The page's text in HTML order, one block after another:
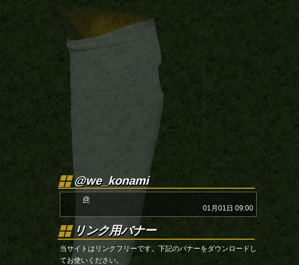
@we_konami
@
01月01日 09:00
リンク用バナー
当サイトはリンクフリーです。下記のバナーをダウンロードし
てお使いください。